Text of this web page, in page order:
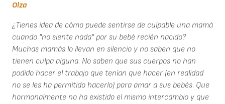
Olza
¿Tienes idea de cómo puede sentirse de culpable una mamá
cuando "no siente nada" por su bebé recién nacido?
Muchas mamás lo llevan en silencio y no saben que no
tienen culpa alguna. No saben que sus cuerpos no han
podido hacer el trabajo que tenían que hacer (en realidad
no se les ha permitido hacerlo) para amar a sus bebés. Que
hormonalmente no ha existido el mismo intercambio y que